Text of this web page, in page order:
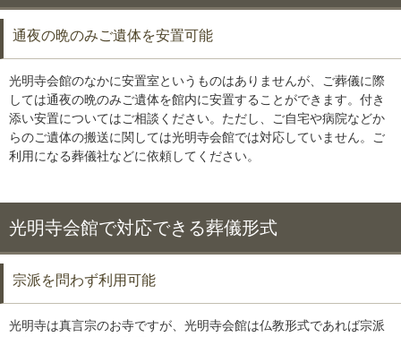
通夜の晩のみご遺体を安置可能
光明寺会館のなかに安置室というものはありませんが、ご葬儀に際
しては通夜の晩のみご遺体を館内に安置することができます。付き
添い安置についてはご相談ください。ただし、ご自宅や病院などか
らのご遺体の搬送に関しては光明寺会館では対応していません。ご
利用になる葬儀社などに依頼してください。
光明寺会館で対応できる葬儀形式
宗派を問わず利用可能
光明寺は真言宗のお寺ですが、光明寺会館は仏教形式であれば宗派